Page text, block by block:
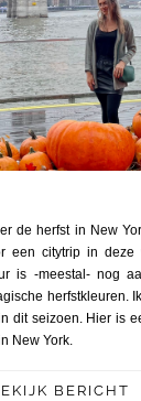
de herfst in New
een citytrip in deze
is -meestal- nog
herfstkleuren.
dit seizoen. Hier is
New York.
BERICHT